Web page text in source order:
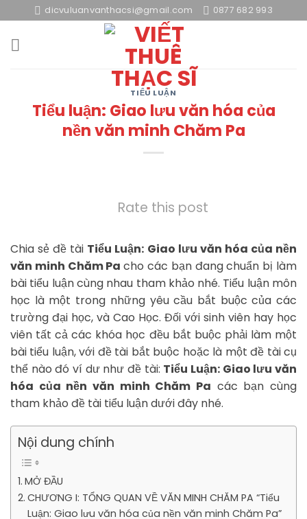
to
content
dicvuluanvanthacsi@gmail.com 0877 682 993
TIỂU LUẬN
Tiểu luận: Giao lưu văn hóa của
nền văn minh Chăm Pa
Rate this post
Chia sẻ đề tài Tiểu Luận: Giao lưu văn hóa của nền
văn minh Chăm Pacho các bạn đang chuẩn bị làm
bài tiểu luận cùng nhau tham khảo nhé. Tiểu luận môn
học là một trong những yêu cầu bắt buộc của các
trường đại học, và Cao Học. Đối với sinh viên hay học
viên tất cả các khóa học đều bắt buộc phải làm một
bài tiểu luận, với đề tài bắt buộc hoặc là một đề tài cụ
thể nào đó ví dư như đề tài: Tiểu Luận: Giao lưu văn
hóa của nền văn minh Chăm Pa các bạn cùng
tham khảo đề tài tiểu luận dưới đây nhé.
Nội dung chính
MỞ ĐẦU
CHƯƠNG I: TỔNG QUAN VỀ VĂN MINH CHĂM PA “Tiểu
Luận: Giao lưu văn hóa của nền văn minh Chăm Pa”